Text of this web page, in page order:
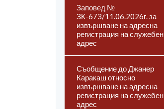
Заповед №
ЗК-673/11.06.2026г. за
извършване на адресна
регистрация на служебен
адрес
Съобщение до Джанер
Каракаш относно
извършване на адресна
регистрация на служебен
адрес